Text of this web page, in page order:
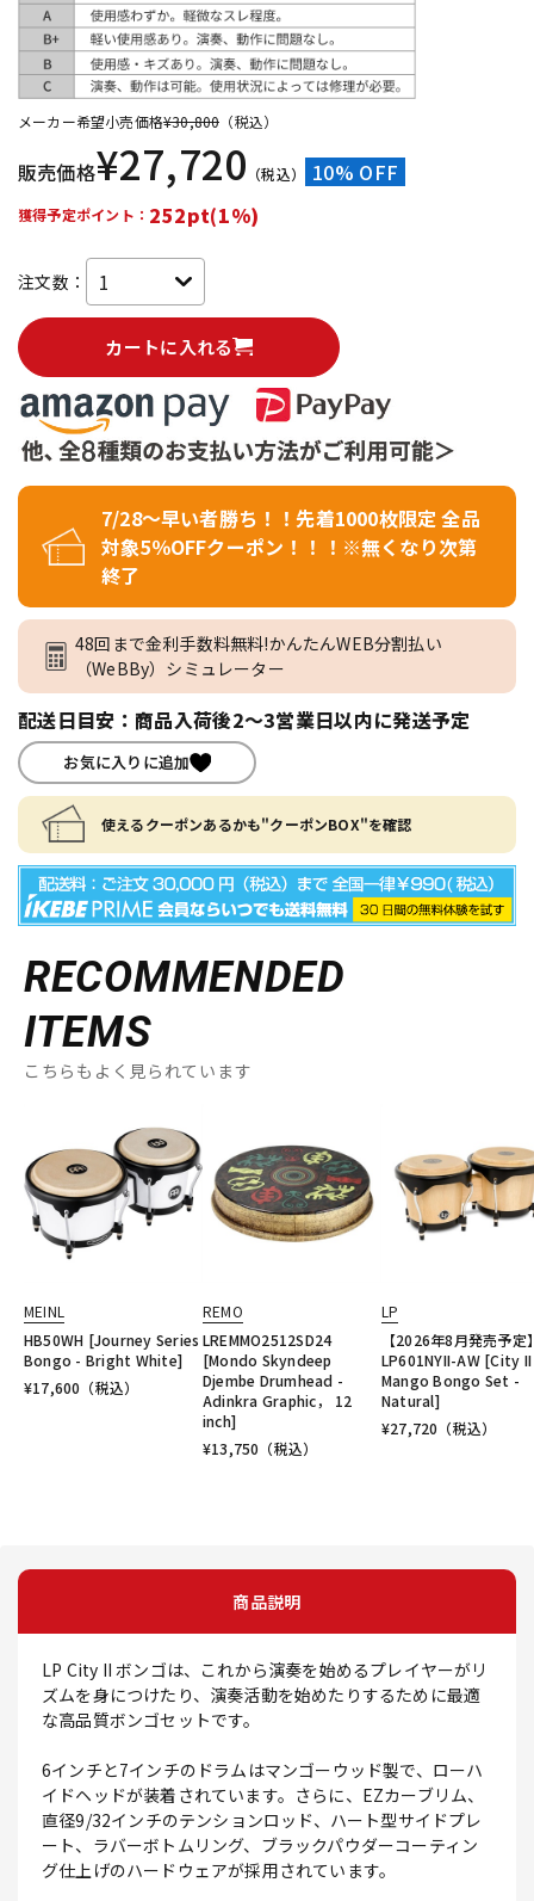
メーカー希望小売価格¥30,800 （税込）
販売価格¥27,720 （税込） 10% OFF
獲得予定ポイント： 252pt(1%)
注文数：
カートに入れる
7/28～早い者勝ち！！先着1000枚限定 全品
対象5％OFFクーポン！！！※無くなり次第
終了
48回まで金利手数料無料!かんたんWEB分割払い
（WeBBy）シミュレーター
配送日目安：商品入荷後2～3営業日以内に発送予定
お気に入りに追加
使えるクーポンあるかも"クーポンBOX"を確認
RECOMMENDED
ITEMS
こちらもよく見られています
MEINL
HB50WH [Journey Series
Bongo - Bright White]
¥17,600 （税込）
REMO
LREMMO2512SD24
[Mondo Skyndeep
Djembe Drumhead -
Adinkra Graphic， 12
inch]
¥13,750 （税込）
LP
【2026年8月発売予定
LP601NYII-AW [City II
Mango Bongo Set -
Natural]
¥27,720 （税込）
商品説明
LP City II ボンゴは、これから演奏を始めるプレイヤーがリ
ズムを身につけたり、演奏活動を始めたりするために最適
な高品質ボンゴセットです。
6インチと7インチのドラムはマンゴーウッド製で、ローハ
イドヘッドが装着されています。さらに、EZカーブリム、
直径9/32インチのテンションロッド、ハート型サイドプレ
ート、ラバーボトムリング、ブラックパウダーコーティン
グ仕上げのハードウェアが採用されています。